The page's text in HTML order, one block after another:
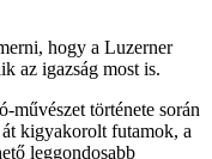
hogy a Luzerner
az igazság most is.
művészet története során
kigyakorolt futamok, a
leggondosabb